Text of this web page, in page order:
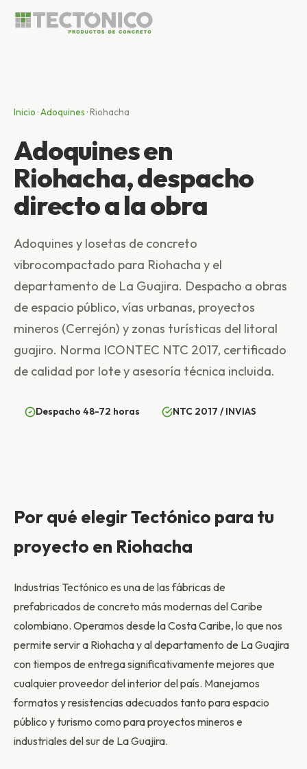
Inicio ·Adoquines ·Riohacha
Adoquines en
Riohacha, despacho
directo a la obra
Adoquines y losetas de concreto
vibrocompactado para Riohacha y el
departamento de La Guajira. Despacho a obras
de espacio público, vías urbanas, proyectos
mineros (Cerrejón) y zonas turísticas del litoral
guajiro. Norma ICONTEC NTC 2017, certificado
de calidad por lote y asesoría técnica incluida.
Despacho 48-72 horas NTC 2017 / INVIAS
Por qué elegir Tectónico para tu
proyecto en Riohacha
Industrias Tectónico es una de las fábricas de
prefabricados de concreto más modernas del Caribe
colombiano. Operamos desde la Costa Caribe, lo que nos
permite servir a Riohacha y al departamento de La Guajira
con tiempos de entrega significativamente mejores que
cualquier proveedor del interior del país. Manejamos
formatos y resistencias adecuados tanto para espacio
público y turismo como para proyectos mineros e
industriales del sur de La Guajira.